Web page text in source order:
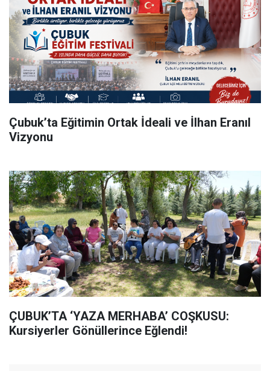
Çubuk’ta Eğitimin Ortak İdeali ve İlhan Eranıl
Vizyonu
ÇUBUK’TA ‘YAZA MERHABA’ COŞKUSU:
Kursiyerler Gönüllerince Eğlendi!